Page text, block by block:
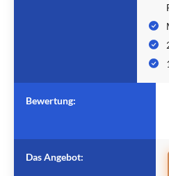
Bewertung:
Das Angebot: